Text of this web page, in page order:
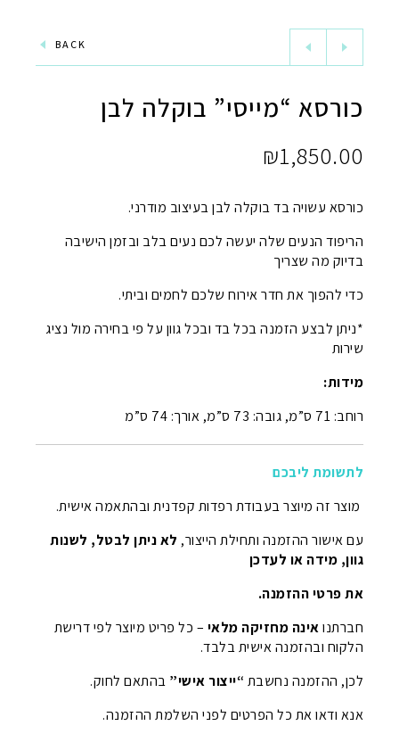
BACK
כורסא “מייסי” בוקלה לבן
₪1,850.00
כורסא עשויה בד בוקלה לבן בעיצוב מודרני.
הריפוד הנעים שלה יעשה לכם נעים בלב ובזמן הישיבה
בדיוק מה שצריך
כדי להפוך את חדר אירוח שלכם לחמים וביתי.
*ניתן לבצע הזמנה בכל בד ובכל גוון על פי בחירה מול נציג
שירות
מידות:
רוחב: 71 ס”מ, גובה: 73 ס”מ, אורך: 74 ס”מ
לתשומת ליבכם
מוצר זה מיוצר בעבודת רפדות קפדנית ובהתאמה אישית.
עם אישור ההזמנה ותחילת הייצור, לא ניתן לבטל, לשנות
גוון, מידה או לעדכן
את פרטי ההזמנה.
חברתנואינה מחזיקה מלאי – כל פריט מיוצר לפי דרישת
הלקוח ובהזמנה אישית בלבד.
לכן, ההזמנה נחשבת “ייצור אישי” בהתאם לחוק.
אנא ודאו את כל הפרטים לפני השלמת ההזמנה.